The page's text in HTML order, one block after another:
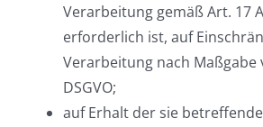
Verarbeitung gemäß Art. 17
erforderlich ist, auf
Verarbeitung nach Maßgabe
DSGVO;
auf Erhalt der sie